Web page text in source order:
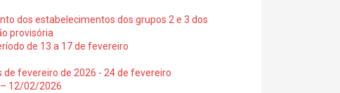
dos estabelecimentos dos grupos 2 e 3 dos
provisória
de 13 a 17 de fevereiro
de fevereiro de 2026 - 24 de fevereiro
– 12/02/2026